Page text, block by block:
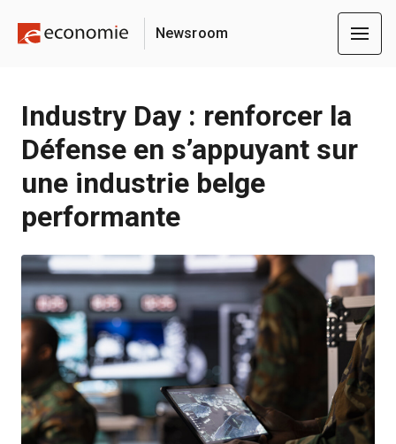
Newsroom
Industry Day : renforcer la
Défense en s’appuyant sur
une industrie belge
performante